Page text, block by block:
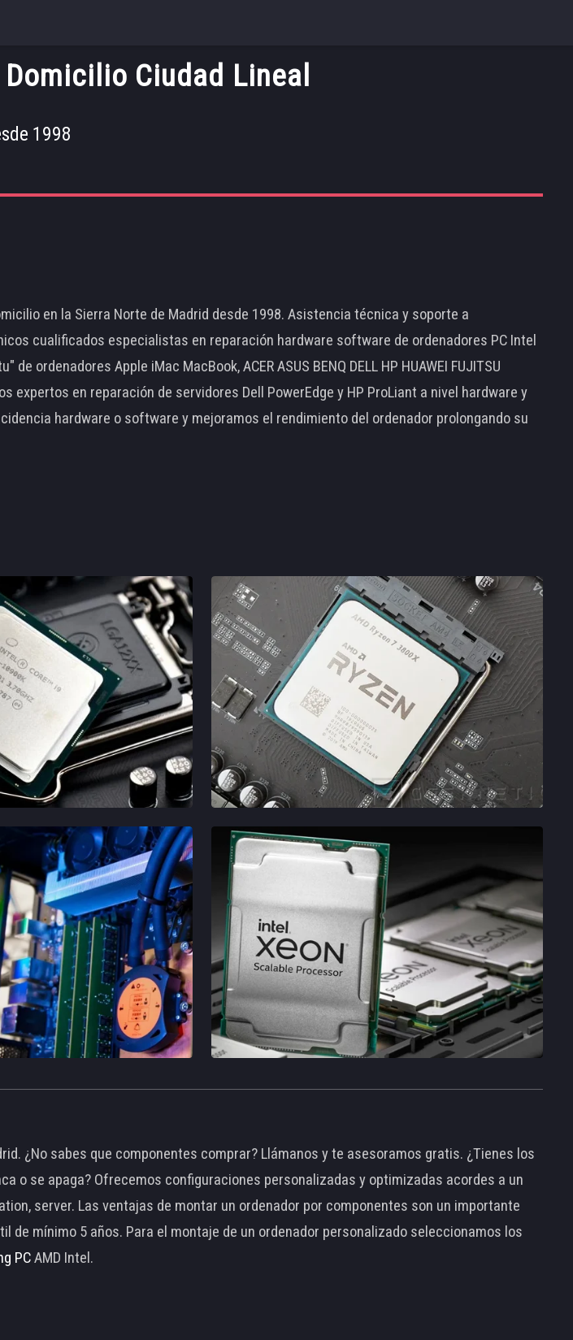
Ciudad Lineal
1998
en la Sierra Norte de Madrid desde 1998. Asistencia técnica y soporte a
cualificados especialistas en reparación hardware software de ordenadores PC Intel
ordenadores Apple iMac MacBook, ACER ASUS BENQ DELL HP HUAWEI FUJITSU
expertos en reparación de servidores Dell PowerEdge y HP ProLiant a nivel hardware y
hardware o software y mejoramos el rendimiento del ordenador prolongando su
¿No sabes que componentes comprar? Llámanos y te asesoramos gratis. ¿Tienes los
o se apaga? Ofrecemos configuraciones personalizadas y optimizadas acordes a un
server. Las ventajas de montar un ordenador por componentes son un importante
mínimo 5 años. Para el montaje de un ordenador personalizado seleccionamos los
PCAMD Intel.